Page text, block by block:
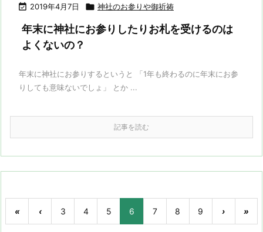
 2019年4月7日  神社のお参りや御祈祷
年末に神社にお参りしたりお札を受けるのは
よくないの？
年末に神社にお参りするというと 「1年も終わるのに年末にお参
りしても意味ないでしょ」 とか ...
記事を読む
« ‹ 3 4 5 6 7 8 9 › »